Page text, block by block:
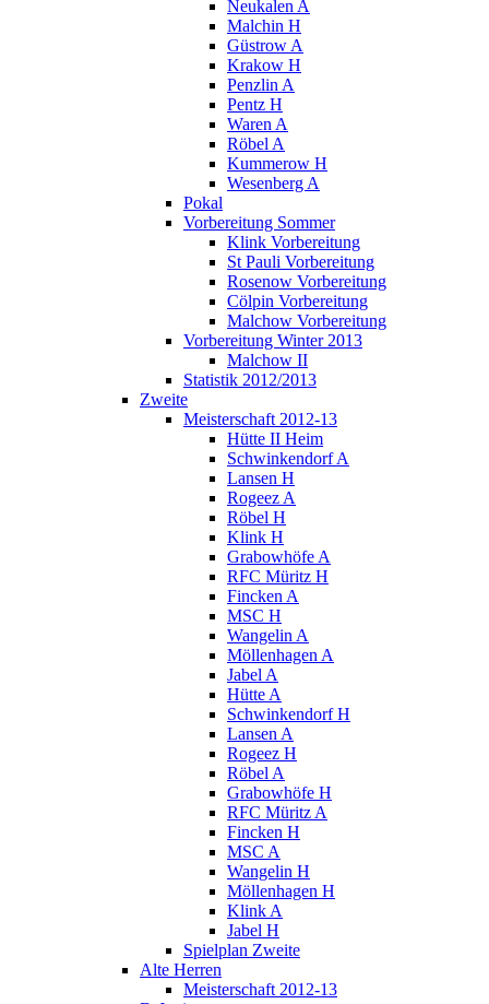
Neukalen A
Malchin H
Güstrow A
Krakow H
Penzlin A
Pentz H
Waren A
Röbel A
Kummerow H
Wesenberg A
Pokal
Vorbereitung Sommer
Klink Vorbereitung
St Pauli Vorbereitung
Rosenow Vorbereitung
Cölpin Vorbereitung
Malchow Vorbereitung
Vorbereitung Winter 2013
Malchow II
Statistik 2012/2013
Zweite
Meisterschaft 2012-13
Hütte II Heim
Schwinkendorf A
Lansen H
Rogeez A
Röbel H
Klink H
Grabowhöfe A
RFC Müritz H
Fincken A
MSC H
Wangelin A
Möllenhagen A
Jabel A
Hütte A
Schwinkendorf H
Lansen A
Rogeez H
Röbel A
Grabowhöfe H
RFC Müritz A
Fincken H
MSC A
Wangelin H
Möllenhagen H
Klink A
Jabel H
Spielplan Zweite
Alte Herren
Meisterschaft 2012-13